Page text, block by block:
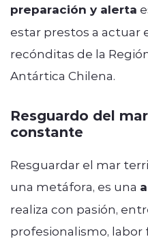
preparación y alerta
estar prestos a actuar
recónditas de la
Antártica Chilena.
Resguardo del
constante
Resguardar el mar
una metáfora, es una
realiza con pasión,
profesionalismo,